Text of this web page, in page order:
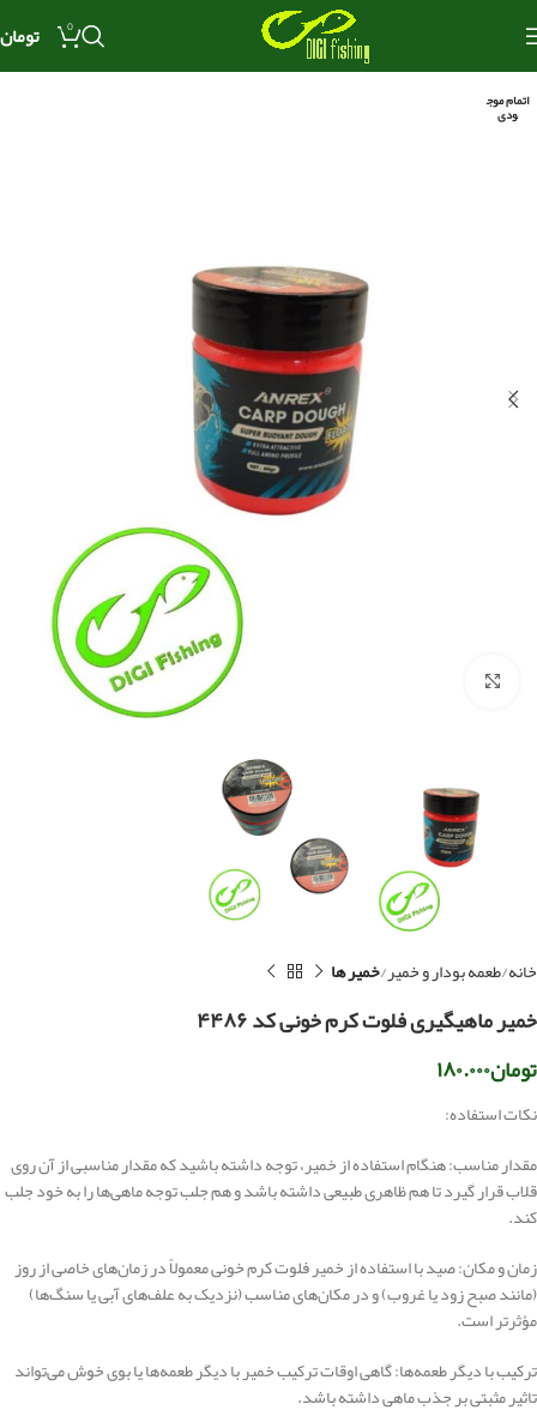
0 تومان
اتمام موج
ودی
خانه طعمه بودار و خمیر خمیر ها
خمیر ماهیگیری فلوت کرم خونی کد ۴۴۸۶
تومان۱۸۰.۰۰۰
نکات استفاده:
مقدار مناسب: هنگام استفاده از خمیر، توجه داشته باشید که مقدار مناسبی از آن روی
قلاب قرار گیرد تا هم ظاهری طبیعی داشته باشد و هم جلب توجه ماهی‌ها را به خود جلب
کند.
زمان و مکان: صید با استفاده از خمیر فلوت کرم خونی معمولاً در زمان‌های خاصی از روز
(مانند صبح زود یا غروب) و در مکان‌های مناسب (نزدیک به علف‌های آبی یا سنگ‌ها)
مؤثرتر است.
ترکیب با دیگر طعمه‌ها: گاهی اوقات ترکیب خمیر با دیگر طعمه‌ها یا بوی خوش می‌تواند
تاثیر مثبتی بر جذب ماهی داشته باشد.